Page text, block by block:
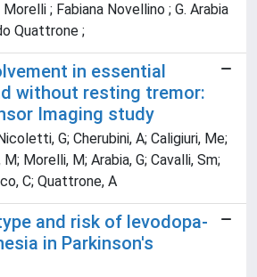
; Fabiana Novellino ; G. Arabia
Quattrone ;
in essential
without resting tremor:
Imaging study
G; Cherubini, A; Caligiuri, Me;
Morelli, M; Arabia, G; Cavalli, Sm;
C; Quattrone, A
and risk of levodopa-
in Parkinson's